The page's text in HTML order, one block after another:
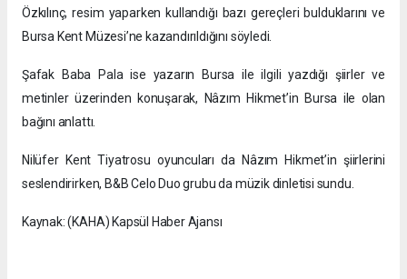
Özkılınç, resim yaparken kullandığı bazı gereçleri bulduklarını ve
Bursa Kent Müzesi’ne kazandırıldığını söyledi.
Şafak Baba Pala ise yazarın Bursa ile ilgili yazdığı şiirler ve
metinler üzerinden konuşarak, Nâzım Hikmet’in Bursa ile olan
bağını anlattı.
Nilüfer Kent Tiyatrosu oyuncuları da Nâzım Hikmet’in şiirlerini
seslendirirken, B&B Celo Duo grubu da müzik dinletisi sundu.
Kaynak: (KAHA) Kapsül Haber Ajansı